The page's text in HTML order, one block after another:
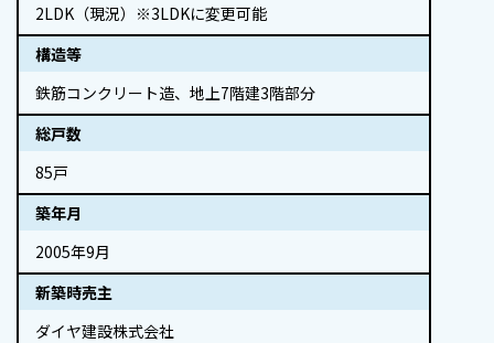
2LDK（現況）※3LDKに変更可能
構造等
鉄筋コンクリート造、地上7階建3階部分
総戸数
85戸
築年月
2005年9月
新築時売主
ダイヤ建設株式会社